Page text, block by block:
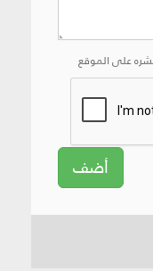
على الموقع
أضف